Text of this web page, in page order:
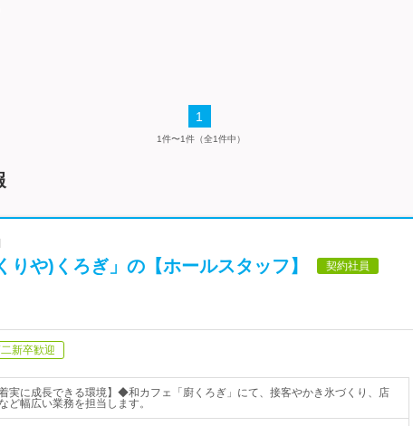
1
1件〜1件（全1件中）
りや)くろぎ」の【ホールスタッフ】 契約社員
新卒歓迎
着実に成長できる環境】◆和カフェ「廚くろぎ」にて、接客やかき氷づくり、店
ど幅広い業務を担当します。